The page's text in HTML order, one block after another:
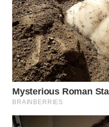
WN
DAIRI
WN
DANAU
TOBA
NIAS